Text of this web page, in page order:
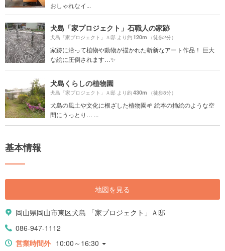
おしゃれなイ...
犬島「家プロジェクト」石職人の家跡
犬島「家プロジェクト」Ａ邸 より約120m （徒歩2分）
家跡に沿って植物や動物が描かれた斬新なアート作品！ 巨大
な絵に圧倒されます…✨
犬島くらしの植物園
犬島「家プロジェクト」Ａ邸 より約430m （徒歩8分）
犬島の風土や文化に根ざした植物園🌱 絵本の挿絵のような空
間にうっとり… ...
基本情報
地図を見る
岡山県岡山市東区犬島 「家プロジェクト」Ａ邸
086-947-1112
営業時間外 10:00～16:30